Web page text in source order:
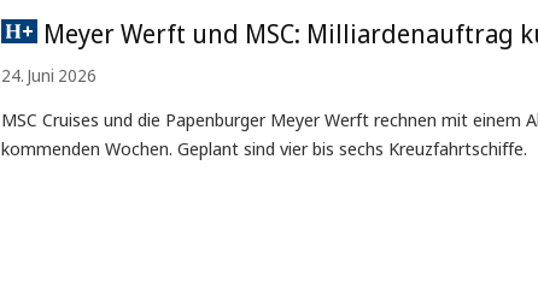
Meyer Werft und MSC: Milliardenauftrag
24. Juni 2026
MSC Cruises und die Papenburger Meyer Werft rechnen mit einem
kommenden Wochen. Geplant sind vier bis sechs Kreuzfahrtschiffe.